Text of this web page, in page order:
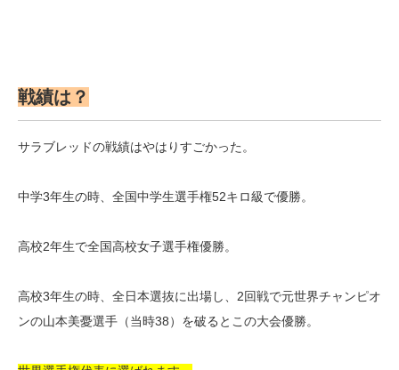
戦績は？
サラブレッドの戦績はやはりすごかった。
中学3年生の時、全国中学生選手権52キロ級で優勝。
高校2年生で全国高校女子選手権優勝。
高校3年生の時、全日本選抜に出場し、2回戦で元世界チャンピオ
ンの山本美憂選手（当時38）を破るとこの大会優勝。